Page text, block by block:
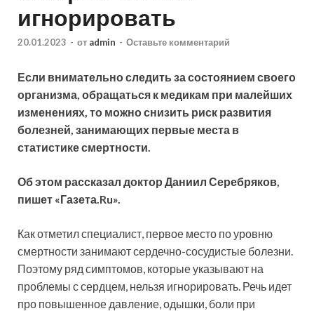
игнорировать
20.01.2023 - от admin - Оставьте комментарий
Если внимательно следить за состоянием своего
организма, обращаться к медикам при малейших
изменениях, то можно снизить риск развития
болезней, занимающих первые места в
статистике смертности.
Об этом рассказал доктор Даниил Серебряков,
пишет «Газета.Ru».
Какотметил специалист, первое место по уровню
смертности занимают сердечно-сосудистые болезни.
Поэтому ряд симптомов, которые указывают на
проблемы с сердцем, нельзя игнорировать. Речь идет
про повышенное давление, одышки, боли при